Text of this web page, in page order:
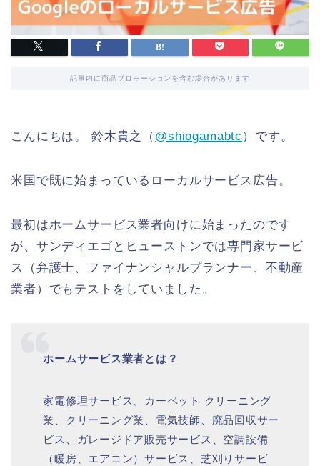
記事内に商品プロモーションを含む場合があります
こんにちは。 鈴木貴之（ @shiogamabtc ）です。
米国で既に始まっているローカルサービス広告。
最初はホームサービス業者向けに始まったのです
が、サンディエゴとヒューストンでは専門家サービ
ス（弁護士、ファイナンシャルプランナー、不動産
業者）でもテストをしていました。
ホームサービス業者とは？
家電修理サービス、カーペット クリーニング
業、クリーニング業、電気技師、廃品回収サー
ビス、ガレージドア販売サービス、空調設備
（暖房、エアコン）サービス、芝刈りサービ